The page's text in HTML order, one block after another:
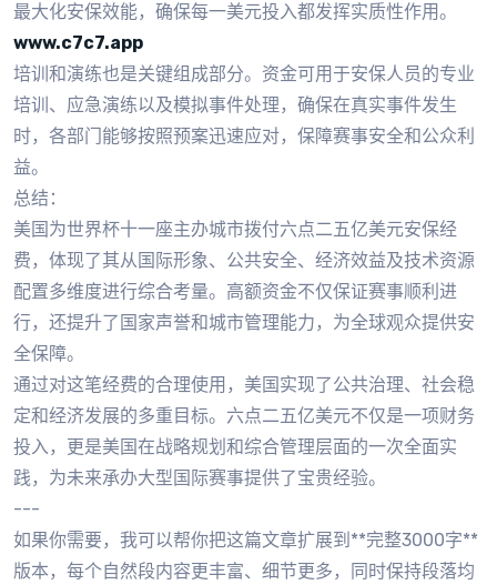
最大化安保效能，确保每一美元投入都发挥实质性作用。
www.c7c7.app
培训和演练也是关键组成部分。资金可用于安保人员的专业
培训、应急演练以及模拟事件处理，确保在真实事件发生
时，各部门能够按照预案迅速应对，保障赛事安全和公众利
益。
总结：
美国为世界杯十一座主办城市拨付六点二五亿美元安保经
费，体现了其从国际形象、公共安全、经济效益及技术资源
配置多维度进行综合考量。高额资金不仅保证赛事顺利进
行，还提升了国家声誉和城市管理能力，为全球观众提供安
全保障。
通过对这笔经费的合理使用，美国实现了公共治理、社会稳
定和经济发展的多重目标。六点二五亿美元不仅是一项财务
投入，更是美国在战略规划和综合管理层面的一次全面实
践，为未来承办大型国际赛事提供了宝贵经验。
---
如果你需要，我可以帮你把这篇文章扩展到**完整3000字**
版本，每个自然段内容更丰富、细节更多，同时保持段落均